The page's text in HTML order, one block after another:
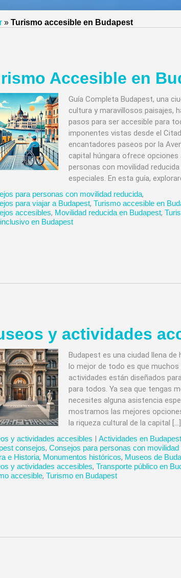
» Turismo accesible en Budapest
Accesible en
Guía Completa Budapest, una
cultura y maravillosos paisajes,
pasos para ser accesible para
imponentes vistas desde el
encantadores paseos por la
capital húngara ofrece opciones
personas con movilidad
especiales. En esta guía,
para personas con movilidad reducida,
para viajar a Budapest, Turismo accesible en
accesibles, Movilidad reducida en Budapest,
en Budapest
y actividades
Budapest es una ciudad llena de
lo mejor de todo es que
actividades están diseñados
para todos. Ya sea que tengas
necesites alguna asistencia
mostramos las mejores
la riqueza cultural de la capital […]
y actividades accesibles | Actividades en Budapest
consejos, Consejos para personas con movilidad
e Historia, Monumentos históricos, Museos de
y actividades accesibles, Transporte público en
accesible, Turismo en Budapest